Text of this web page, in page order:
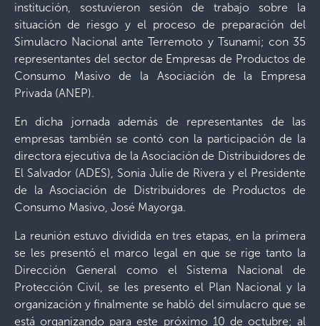
institución, sostuvieron sesión de trabajo sobre la
situación de riesgo y el proceso de preparación del
Simulacro Nacional ante Terremoto y Tsunami; con 35
representantes del sector de Empresas de Productos de
Consumo Masivo de la Asociación de la Empresa
Privada (ANEP).
En dicha jornada además de representantes de las
empresas también se contó con la participación de la
directora ejecutiva de la Asociación de Distribuidores de
El Salvador (ADES), Sonia Julie de Rivera y el Presidente
de la Asociación de Distribuidores de Productos de
Consumo Masivo, José Mayorga.
La reunión estuvo dividida en tres etapas, en la primera
se les presentó el marco legal en que se rige tanto la
Dirección General como el Sistema Nacional de
Protección Civil, se les presento el Plan Nacional y la
organización y finalmente se habló del simulacro que se
está organizando para este próximo 10 de octubre; al